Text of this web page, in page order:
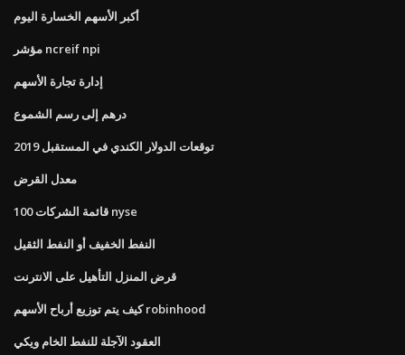
أكبر الأسهم الخسارة اليوم
مؤشر ncreif npi
إدارة تجارة الأسهم
درهم إلى رسم الشموع
توقعات الدولار الكندي في المستقبل 2019
معدل القرض
قائمة الشركات 100 nyse
النفط الخفيف أو النفط الثقيل
قرض المنزل التأهيل على الانترنت
كيف يتم توزيع أرباح الأسهم robinhood
العقود الآجلة للنفط الخام ويكي